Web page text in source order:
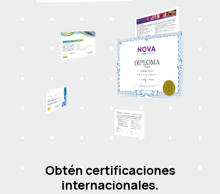
Obtén certificaciones
internacionales.